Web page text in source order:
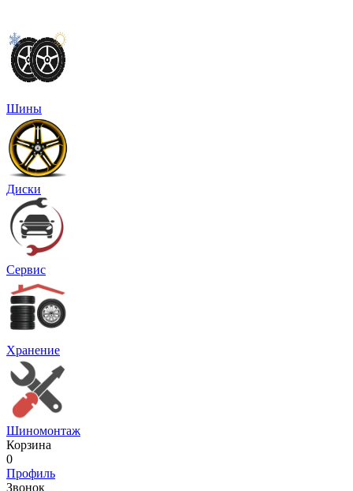
Шины
Диски
Сервис
Хранение
Шиномонтаж
Корзина
0
Профиль
Звонок